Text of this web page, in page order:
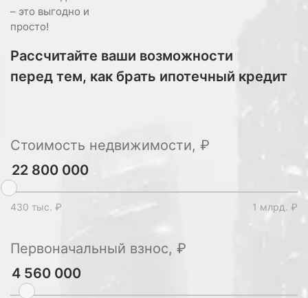
– это выгодно и
просто!
Рассчитайте ваши возможности
перед тем, как брать ипотечный кредит
Стоимость недвижимости, ₽
430 тыс. ₽ 1 млрд. ₽
Первоначальный взнос, ₽